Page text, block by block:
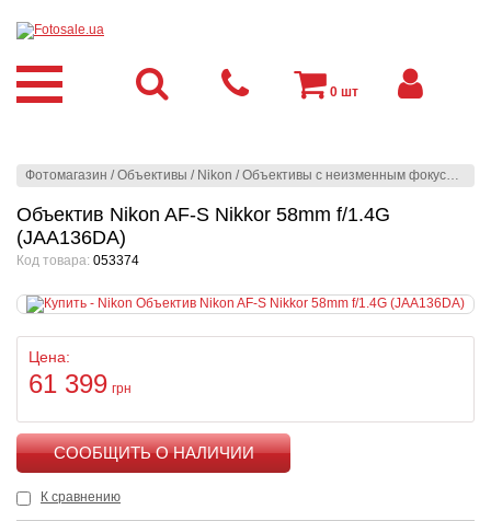
Фотомагазин /Объективы / Nikon /Объективы с неизменным фокусным расстоянием
Объектив Nikon AF-S Nikkor 58mm f/1.4G
(JAA136DA)
Код товара: 053374
Цена:
61 399 грн
К сравнению
0 шт